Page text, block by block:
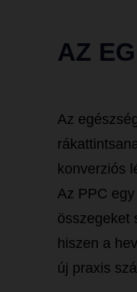
AZ
Az
konverziós
Az PPC
összegeket
hiszen a
új praxis